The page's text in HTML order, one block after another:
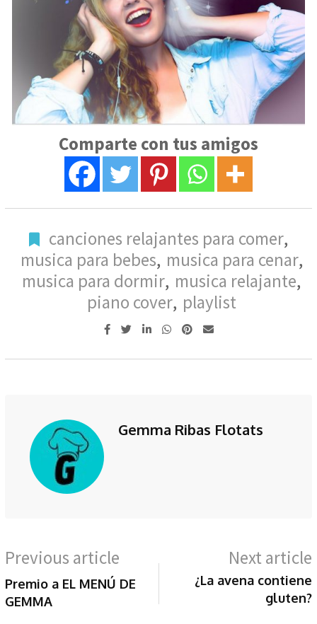
Comparte con tus amigos
canciones relajantes para comer,
musica para bebes, musica para cenar,
musica para dormir, musica relajante,
piano cover, playlist
Gemma Ribas Flotats
Previous article
Premio a EL MENÚ DE
GEMMA
Next article
¿La avena contiene
gluten?